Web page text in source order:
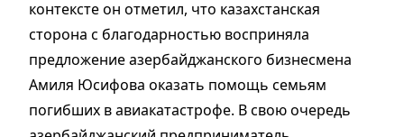
контексте он отметил, что казахстанская
сторона с благодарностью восприняла
предложение азербайджанского бизнесмена
Амиля Юсифова оказать помощь семьям
погибших в авиакатастрофе. В свою очередь